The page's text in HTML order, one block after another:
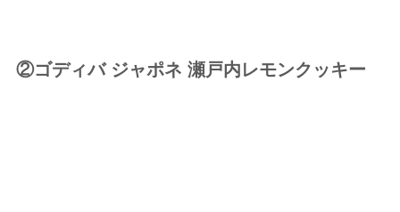
②ゴディバ ジャポネ 瀬戸内レモンクッキー